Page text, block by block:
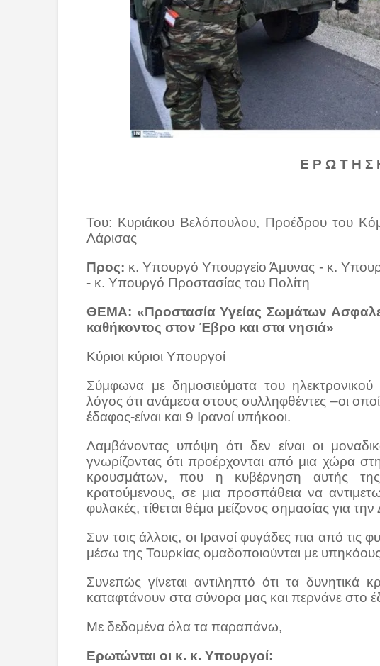
Ε Ρ Ω Τ Η Σ
Του: Κυριάκου Βελόπουλου, Προέδρου του
Λάρισας
Προς: κ. Υπουργό Υπουργείο Άμυνας - κ.
- κ. Υπουργό Προστασίας του Πολίτη
ΘΕΜΑ: «Προστασία Υγείας Σωμάτων
καθήκοντος στον Έβρο και στα νησιά»
Κύριοι κύριοι Υπουργοί
Σύμφωνα με δημοσιεύματα του
λόγος ότι ανάμεσα στους συλληφθέντες –οι
έδαφος-είναι και 9 Ιρανοί υπήκοοι.
Λαμβάνοντας υπόψη ότι δεν είναι οι
γνωρίζοντας ότι προέρχονται από μια χώρα
κρουσμάτων, που η κυβέρνηση αυτής
κρατούμενους, σε μια προσπάθεια να
φυλακές, τίθεται θέμα μείζονος σημασίας για
Συν τοις άλλοις, οι Ιρανοί φυγάδες πια από τις
μέσω της Τουρκίας ομαδοποιούνται με
Συνεπώς γίνεται αντιληπτό ότι τα
καταφτάνουν στα σύνορα μας και περνάνε στο
Με δεδομένα όλα τα παραπάνω,
Ερωτώνται οι κ. κ. Υπουργοί: